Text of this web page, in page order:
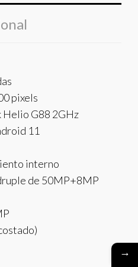
pixels
G88 2GHz
11
interno
de 50MP+8MP
→